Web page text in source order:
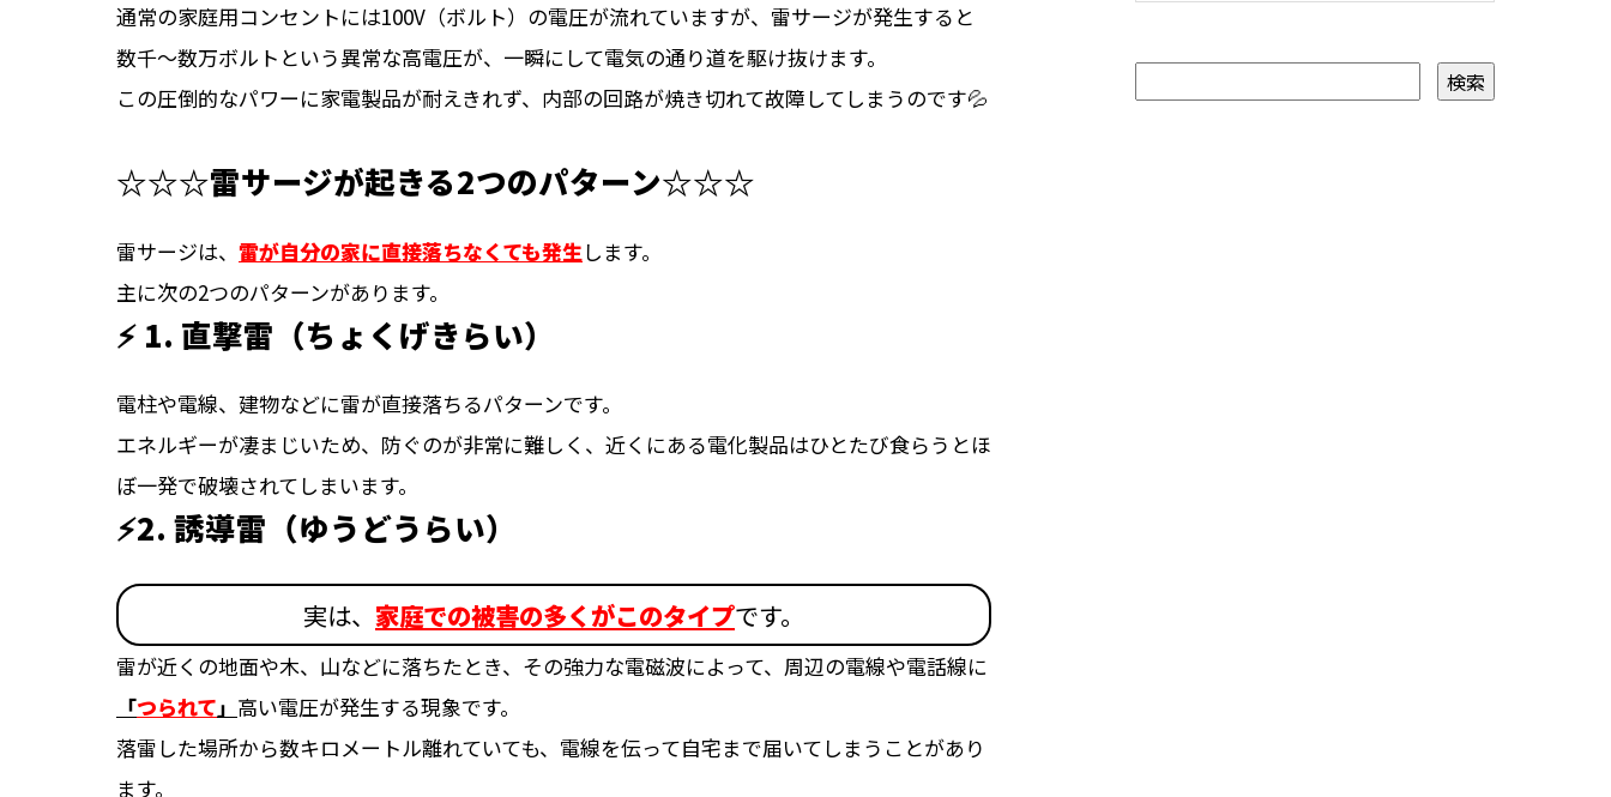
通常の家庭用コンセントには100V（ボルト）の電圧が流れていますが、雷サージが発生すると
数千～数万ボルトという異常な高電圧が、一瞬にして電気の通り道を駆け抜けます。
この圧倒的なパワーに家電製品が耐えきれず、内部の回路が焼き切れて故障してしまうのです💦
☆☆☆雷サージが起きる2つのパターン☆☆☆
雷サージは、 雷が自分の家に直接落ちなくても発生 します。
主に次の2つのパターンがあります。
⚡ 1. 直撃雷 （ちょくげきらい）
電柱や電線、建物などに雷が直接落ちるパターンです。
エネルギーが凄まじいため、防ぐのが非常に難しく、近くにある電化製品はひとたび食らうとほ
ぼ一発で破壊されてしまいます。
⚡2. 誘導雷 （ゆうどうらい）
実は、 家庭での被害の多くがこのタイプです。
雷が近くの地面や木、山などに落ちたとき、その強力な電磁波によって、周辺の電線や電話線に
「つられて」 高い電圧が発生する現象です。
落雷した場所から数キロメートル離れていても、電線を伝って自宅まで届いてしまうことがあり
ます。